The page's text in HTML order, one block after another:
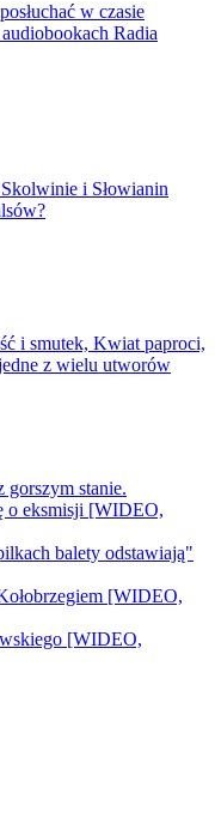
w czasie
Radia
i Słowianin
i smutek, Kwiat paproci,
z wielu utworów
stanie.
o eksmisji [WIDEO,
balety odstawiają"
[WIDEO,
[WIDEO,